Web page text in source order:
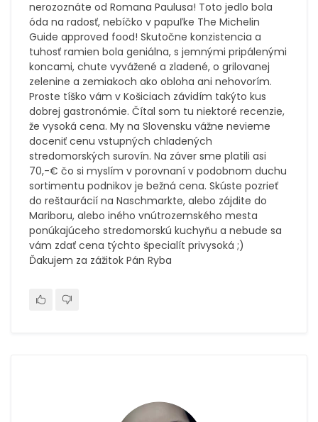
nerozoznáte od Romana Paulusa! Toto jedlo bola
óda na radosť, nebíčko v papuľke The Michelin
Guide approved food! Skutočne konzistencia a
tuhosť ramien bola geniálna, s jemnými pripálenými
koncami, chute vyvážené a zladené, o grilovanej
zelenine a zemiakoch ako obloha ani nehovorím.
Proste tíško vám v Košiciach závidím takýto kus
dobrej gastronómie. Čítal som tu niektoré recenzie,
že vysoká cena. My na Slovensku vážne nevieme
doceniť cenu vstupných chladených
stredomorských surovín. Na záver sme platili asi
70,-€ čo si myslím v porovnaní v podobnom duchu
sortimentu podnikov je bežná cena. Skúste pozrieť
do reštaurácií na Naschmarkte, alebo zájdite do
Mariboru, alebo iného vnútrozemského mesta
ponúkajúceho stredomorskú kuchyňu a nebude sa
vám zdať cena týchto špecialít privysoká ;)
Ďakujem za zážitok Pán Ryba